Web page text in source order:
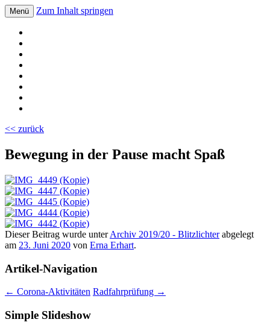
Volksschule Bad Blumau
Menü Zum Inhalt springen
<< zurück
Bewegung in der Pause macht Spaß
Dieser Beitrag wurde unterArchiv 2019/20 - Blitzlichterabgelegt
am 23. Juni 2020 von Erna Erhart.
Artikel-Navigation
← Corona-Aktivitäten Radfahrprüfung →
Simple Slideshow